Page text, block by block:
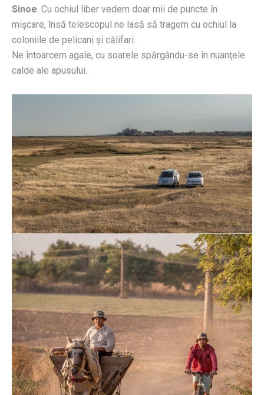
Sinoe . Cu ochiul liber vedem doar mii de puncte în
mişcare, însă telescopul ne lasă să tragem cu ochiul la
coloniile de pelicani şi călifari.
Ne întoarcem agale, cu soarele spărgându-se în nuanţele
calde ale apusului.